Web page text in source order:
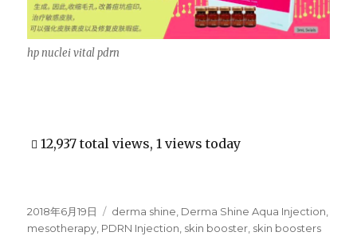
hp nuclei vital pdrn
12,937 total views, 1 views today
Posted
on
2018年6月19日 Categories
derma shine, Derma Shine Aqua Injection,
mesotherapy, PDRN Injection, skin booster, skin boosters